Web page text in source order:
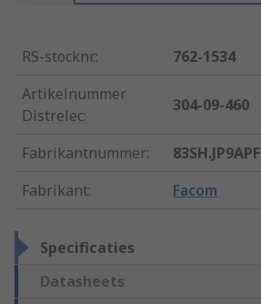
RS-stocknr.:
762-1534
Artikelnummer
Distrelec:
304-09-460
Fabrikantnummer:
83SH.JP9APF
Fabrikant: Facom
Specificaties
Datasheets